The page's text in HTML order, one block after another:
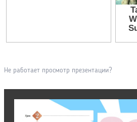
Не работает просмотр презентации?